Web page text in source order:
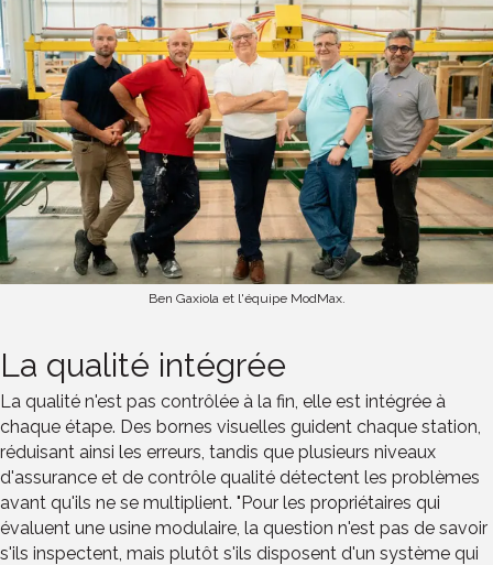
Ben Gaxiola et l'équipe ModMax.
La qualité intégrée
La qualité n'est pas contrôlée à la fin, elle est intégrée à
chaque étape. Des bornes visuelles guident chaque station,
réduisant ainsi les erreurs, tandis que plusieurs niveaux
d'assurance et de contrôle qualité détectent les problèmes
avant qu'ils ne se multiplient. "Pour les propriétaires qui
évaluent une usine modulaire, la question n'est pas de savoir
s'ils inspectent, mais plutôt s'ils disposent d'un système qui